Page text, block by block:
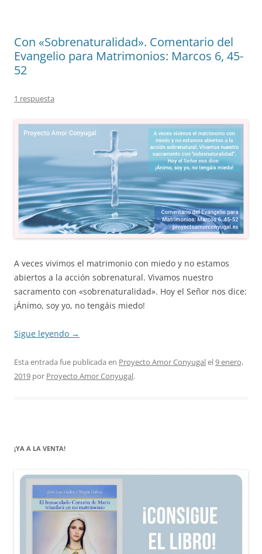
Con «Sobrenaturalidad». Comentario del
Evangelio para Matrimonios: Marcos 6, 45-
52
1 respuesta
A veces vivimos el matrimonio con miedo y no estamos
abiertos a la acción sobrenatural. Vivamos nuestro
sacramento con «sobrenaturalidad». Hoy el Señor nos dice:
¡Ánimo, soy yo, no tengáis miedo!
Sigue leyendo →
Esta entrada fue publicada en Proyecto Amor Conyugalel9 enero,
2019 por Proyecto Amor Conyugal.
¡YA A LA VENTA!